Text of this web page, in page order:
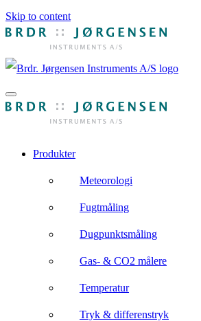
Skip to content
Produkter
Meteorologi
Fugtmåling
Dugpunktsmåling
Gas- & CO2 målere
Temperatur
Tryk & differenstryk